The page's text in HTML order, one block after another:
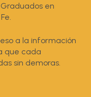
en
a la información
que cada
sin demoras.